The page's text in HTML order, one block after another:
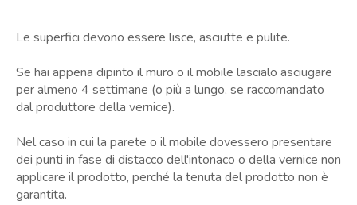
Le superfici devono essere lisce, asciutte e pulite.
Se hai appena dipinto il muro o il mobile lascialo asciugare
per almeno 4 settimane (o più a lungo, se raccomandato
dal produttore della vernice).
Nel caso in cui la parete o il mobile dovessero presentare
dei punti in fase di distacco dell'intonaco o della vernice non
applicare il prodotto, perché la tenuta del prodotto non è
garantita.